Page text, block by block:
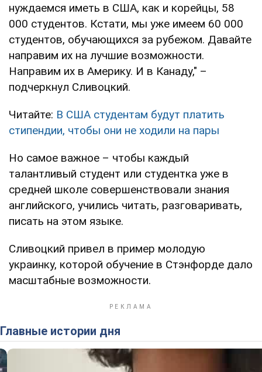
нуждаемся иметь в США, как и корейцы, 58
000 студентов. Кстати, мы уже имеем 60 000
студентов, обучающихся за рубежом. Давайте
направим их на лучшие возможности.
Направим их в Америку. И в Канаду," –
подчеркнул Сливоцкий.
Читайте: В США студентам будут платить
стипендии, чтобы они не ходили на пары
Но самое важное – чтобы каждый
талантливый студент или студентка уже в
средней школе совершенствовали знания
английского, учились читать, разговаривать,
писать на этом языке.
Сливоцкий привел в пример молодую
украинку, которой обучение в Стэнфорде дало
масштабные возможности.
Главные истории дня